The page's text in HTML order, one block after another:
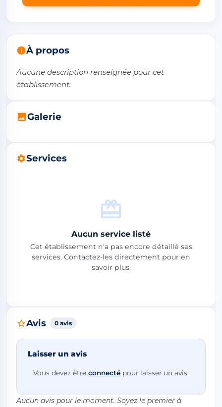
À propos
Aucune description renseignée pour cet
établissement.
Galerie
Services
Aucun service listé
Cet établissement n'a pas encore détaillé ses
services. Contactez-les directement pour en
savoir plus.
Avis 0 avis
Laisser un avis
Vous devez être connecté pour laisser un avis.
Aucun avis pour le moment. Soyez le premier à